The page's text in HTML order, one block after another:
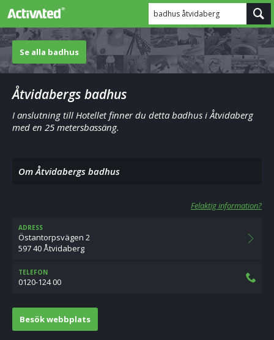
badhus åtvidaberg
Se alla badhus
Åtvidabergs badhus
I anslutning till Hotellet finner du detta badhus i Åtvidaberg
med en 25 metersbassäng.
Om Åtvidabergs badhus
Felaktig information?
ADRESS
Östantorpsvägen 2
597 40 Åtvidaberg
TELEFON
0120-124 00
Besök webbplats